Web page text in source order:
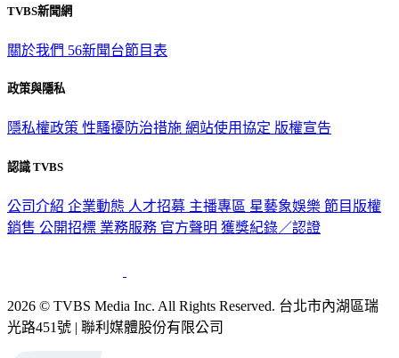
TVBS新聞網
關於我們 56新聞台節目表
政策與隱私
隱私權政策 性騷擾防治措施 網站使用協定 版權宣告
認識 TVBS
公司介紹 企業動態 人才招募 主播專區 星藝象娛樂 節目版權
銷售 公開招標 業務服務 官方聲明 獲獎紀錄／認證
2026 © TVBS Media Inc. All Rights Reserved. 台北市內湖區瑞
光路451號 | 聯利媒體股份有限公司